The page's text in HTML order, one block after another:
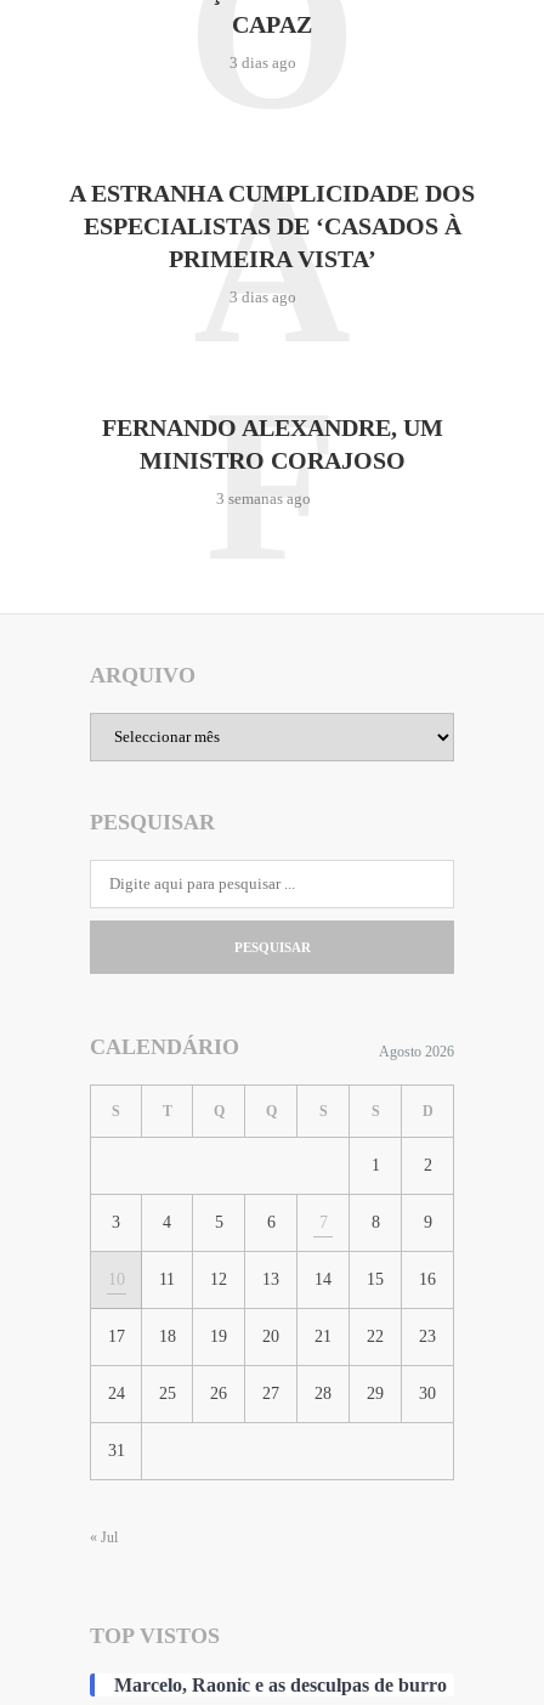
CAPAZ
3 dias ago
A ESTRANHA CUMPLICIDADE DOS
ESPECIALISTAS DE ‘CASADOS À
PRIMEIRA VISTA’
3 dias ago
A
FERNANDO ALEXANDRE, UM
MINISTRO CORAJOSO
3 semanas ago
F
ARQUIVO
PESQUISAR
PESQUISAR
CALENDÁRIO Agosto 2026
S T Q Q S S D
1 2
3 4 5 6 7 8 9
10 11 12 13 14 15 16
17 18 19 20 21 22 23
24 25 26 27 28 29 30
31
« Jul
TOP VISTOS
Marcelo, Raonic e as desculpas de burro